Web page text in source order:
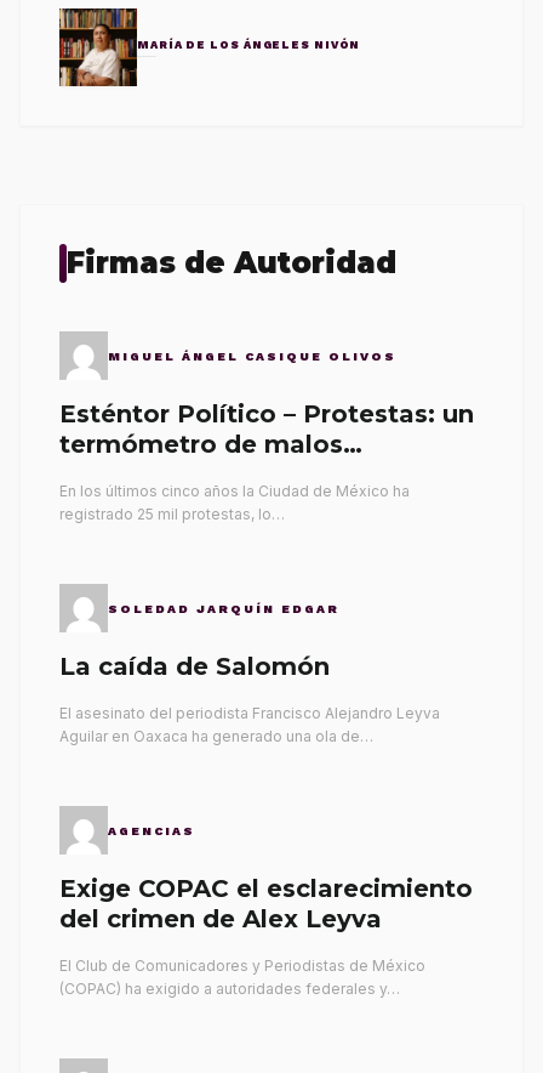
MARÍA DE LOS ÁNGELES NIVÓN
Firmas de Autoridad
MIGUEL ÁNGEL CASIQUE OLIVOS
Esténtor Político – Protestas: un
termómetro de malos
En los últimos cinco años la Ciudad de México ha
registrado 25 mil protestas, lo…
SOLEDAD JARQUÍN EDGAR
La caída de Salomón
El asesinato del periodista Francisco Alejandro Leyva
Aguilar en Oaxaca ha generado una ola de…
AGENCIAS
Exige COPAC el esclarecimiento
del crimen de Alex Leyva
El Club de Comunicadores y Periodistas de México
(COPAC) ha exigido a autoridades federales y…